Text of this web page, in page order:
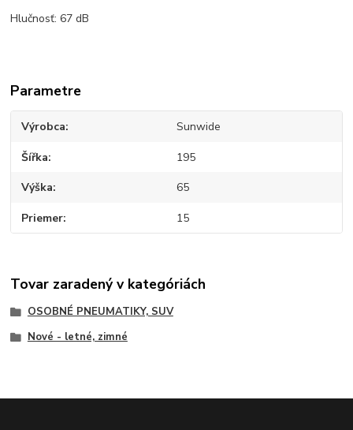
Hlučnosť: 67 dB
Parametre
Výrobca Sunwide
Šířka 195
Výška 65
Priemer 15
Tovar zaradený v kategóriách
OSOBNÉ PNEUMATIKY, SUV
Nové - letné, zimné